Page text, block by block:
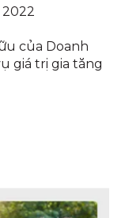
của Doanh
giá trị gia tăng